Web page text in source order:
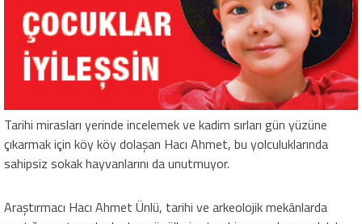
Tarihi mirasları yerinde incelemek ve kadim sırları gün yüzüne
çıkarmak için köy köy dolaşan Hacı Ahmet, bu yolculuklarında
sahipsiz sokak hayvanlarını da unutmuyor.
Araştırmacı Hacı Ahmet Ünlü, tarihi ve arkeolojik mekânlarda